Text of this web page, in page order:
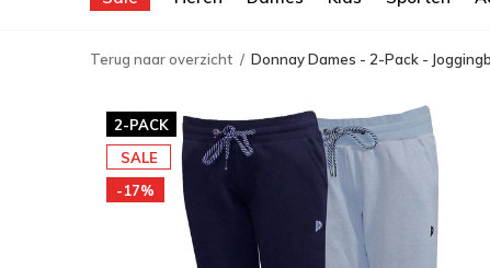
Terug naar overzicht Donnay Dames - 2-Pack -
2-PACK
SALE
-17%